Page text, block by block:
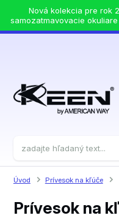
Nová kolekcia pre rok
samozatmavovacie
Úvod Prívesok na kľúče
Prívesok na